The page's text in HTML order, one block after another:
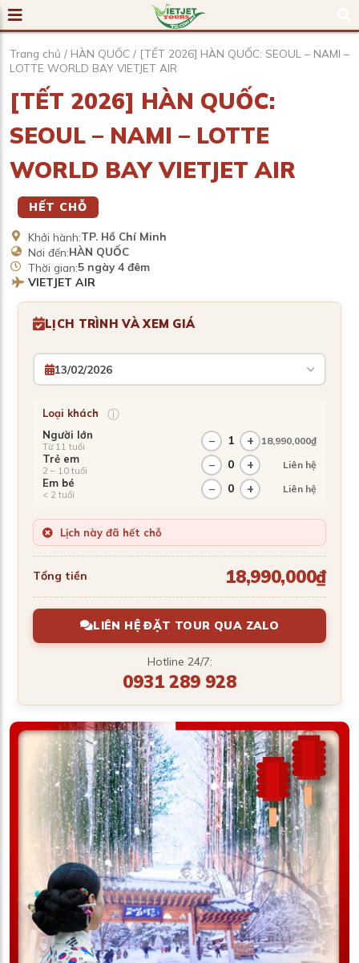
Trang chủ / HÀN QUỐC / [TẾT 2026] HÀN QUỐC: SEOUL – NAMI –
LOTTE WORLD BAY VIETJET AIR
[TẾT 2026] HÀN QUỐC:
SEOUL – NAMI – LOTTE
WORLD BAY VIETJET AIR
HẾT CHỖ
Khởi hành:TP. Hồ Chí Minh
Nơi đến:HÀN QUỐC
Thời gian:5 ngày 4 đêm
VIETJET AIR
LỊCH TRÌNH VÀ XEM GIÁ
13/02/2026
Loại khách ⓘ
Người lớn
Từ 11 tuổi − 1 + 18,990,000₫
Trẻ em
2 – 10 tuổi − 0 + Liên hệ
Em bé
< 2 tuổi − 0 + Liên hệ
Lịch này đã hết chỗ
Tổng tiền 18,990,000₫
LIÊN HỆ ĐẶT TOUR QUA ZALO
Hotline 24/7:
0931 289 928